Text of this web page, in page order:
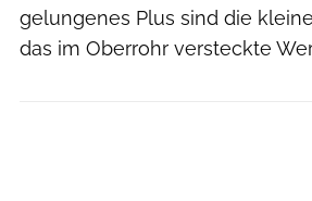
gelungenes Plus sind die
das im Oberrohr versteckte